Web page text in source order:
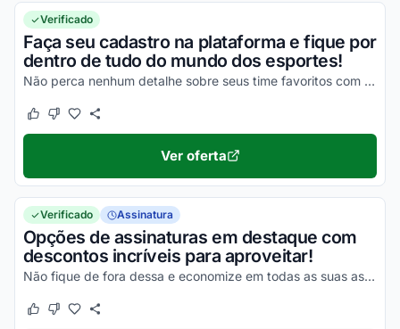
Verificado
Faça seu cadastro na plataforma e fique por
dentro de tudo do mundo dos esportes!
Não perca nenhum detalhe sobre seus time favoritos com a TNT Sports!
Este cupom funcionou
Este cupom não funcionou
Ver oferta
Verificado Assinatura
Opções de assinaturas em destaque com
descontos incríveis para aproveitar!
Não fique de fora dessa e economize em todas as suas assinaturas!
Este cupom funcionou
Este cupom não funcionou